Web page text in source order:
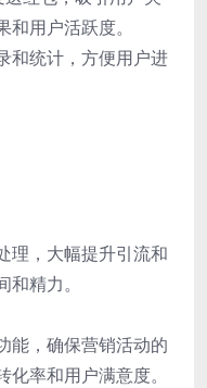
用户活跃度。
和统计，方便用户进
理，大幅提升引流和
精力。
能，确保营销活动的
率和用户满意度。